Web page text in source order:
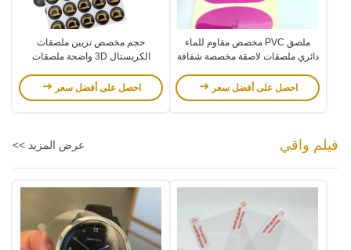
ملصق PVC مخصص مقاوم للماء
دائري ملصقات لاصقة مخصصة شفافة
احصل على أفضل سعر
حجم مخصص تزيين ملصقات
الكريستال 3D واضحة ملصقات
احصل على أفضل سعر
فيلم واقي عرض المزيد >>